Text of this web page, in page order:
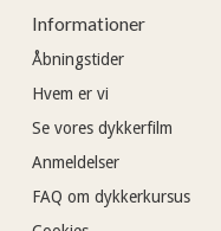
Informationer
Åbningstider
Hvem er vi
Se vores dykkerfilm
Anmeldelser
FAQ om dykkerkursus